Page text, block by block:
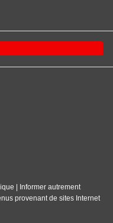
| Informer autrement
provenant de sites Internet